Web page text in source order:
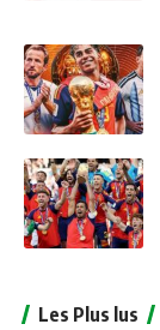
Les Plus lus